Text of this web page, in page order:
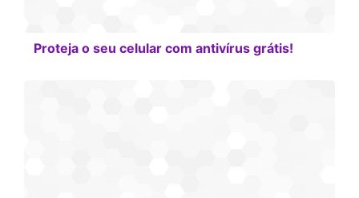
Proteja o seu celular com antivírus grátis!